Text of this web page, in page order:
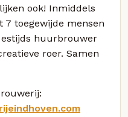
ook! Inmiddels
toegewijde mensen
huurbrouwer
roer. Samen